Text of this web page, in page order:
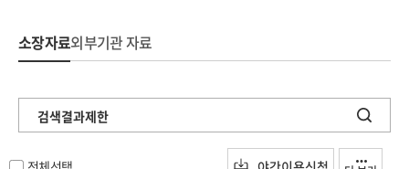
소장자료외부기관 자료
검색결과제한